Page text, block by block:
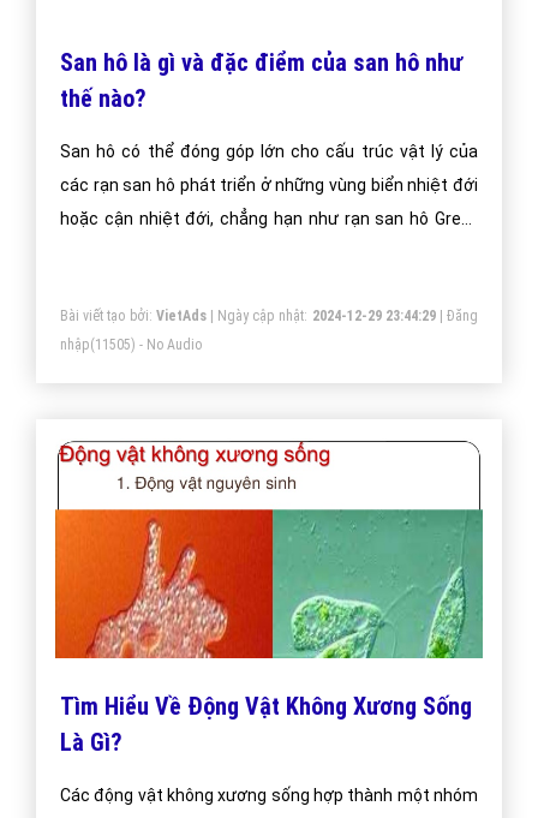
San hô là gì và đặc điểm của san hô như
thế nào?
San hô có thể đóng góp lớn cho cấu trúc vật lý của
các rạn san hô phát triển ở những vùng biển nhiệt đới
hoặc cận nhiệt đới, chẳng hạn như rạn san hô Great
Bài viết tạo bởi: VietAds| Ngày cập nhật: 2024-12-29 23:44:29|Đăng
nhập(11505) - No Audio
Tìm Hiểu Về Động Vật Không Xương Sống
Là Gì?
Các động vật không xương sống hợp thành một nhóm